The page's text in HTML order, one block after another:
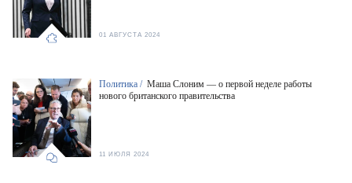
01 АВГУСТА 2024
Политика / Маша Слоним — о первой неделе работы
нового британского правительства
11 ИЮЛЯ 2024